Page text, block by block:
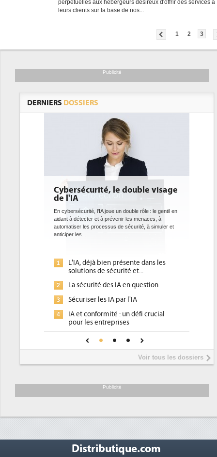
perpétuelles aux hébergeurs désireux d'offrir des services à
leurs clients sur la base de nos...
1 2 3
Publicité
DERNIERS DOSSIERS
Cybersécurité, le double visage
de l'IA
En cybersécurité, l'IA joue un double rôle : le gentil en
aidant à détecter et à prévenir les menaces, à
automatiser les processus de sécurité, à simuler et
anticiper les...
1
L'IA, déjà bien présente dans les
solutions de sécurité et...
2 La sécurité des IA en question
3 Sécuriser les IA par l'IA
4
IA et conformité : un défi crucial
pour les entreprises
Une IA de confiance pour une IA
plus sûre ?
Voir tous les dossiers
Publicité
Distributique.com